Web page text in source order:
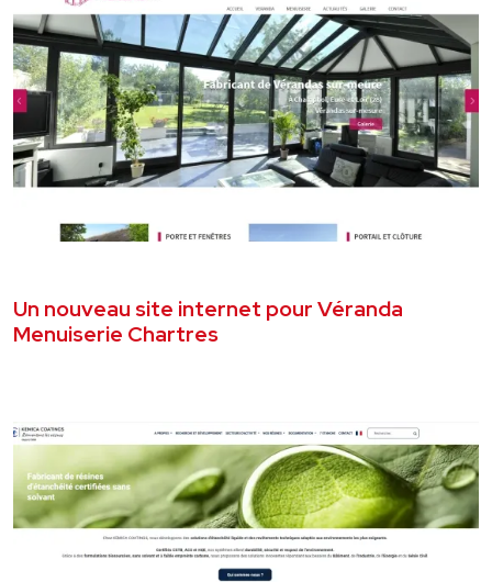
Un nouveau site internet pour Véranda
Menuiserie Chartres